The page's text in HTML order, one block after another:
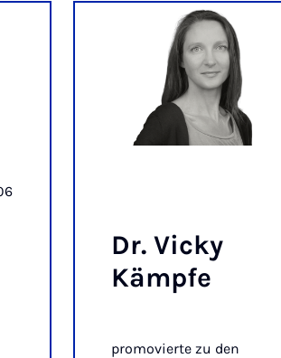
Dr. Vicky
Kämp­fe
promovierte zu den